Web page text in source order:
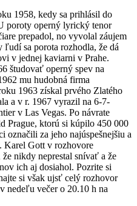
1958, kedy sa prihlásil do
poroty operný lyrický tenor
prepadol, no vyvolal záujem
ľudí sa porota rozhodla, že dá
v jednej kaviarni v Prahe.
študovať operný spev na
mu hudobná firma
1963 získal prvého Zlatého
a v r. 1967 vyrazil na 6-7-
v Las Vegas. Po návrate
Prague, ktorú si kúpilo 450 000
označili za jeho najúspešnejšiu a
Karel Gott v rozhovore
nikdy neprestal snívať a že
ich aj dosiahol. Pozrite si
si však ujsť celý rozhovor
nedeľu večer o 20.10 h na